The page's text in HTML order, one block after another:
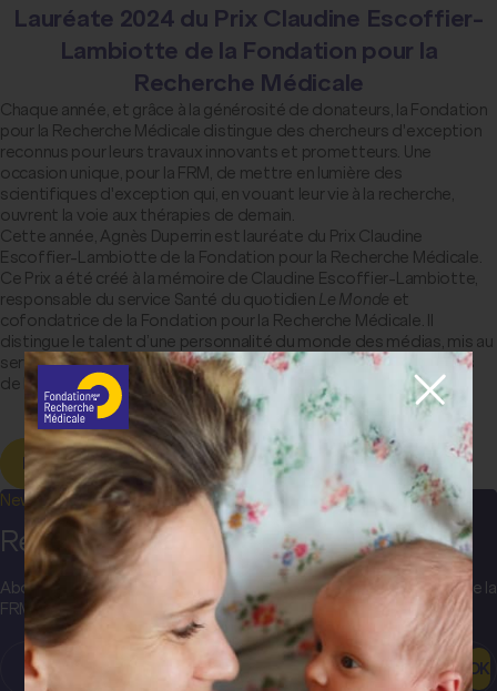
Lauréate 2024 du Prix Claudine Escoffier-
Lambiotte de la Fondation pour la
Recherche Médicale
Chaque année, et grâce à la générosité de donateurs, la Fondation
pour la Recherche Médicale distingue des chercheurs d'exception
reconnus pour leurs travaux innovants et prometteurs. Une
occasion unique, pour la FRM, de mettre en lumière des
scientifiques d'exception qui, en vouant leur vie à la recherche,
ouvrent la voie aux thérapies de demain.
Cette année, Agnès Duperrin est lauréate du Prix Claudine
Escoffier-Lambiotte de la Fondation pour la Recherche Médicale.
Ce Prix a été créé à la mémoire de Claudine Escoffier-Lambiotte,
responsable du service Santé du quotidien Le Monde et
cofondatrice de la Fondation pour la Recherche Médicale. Il
distingue le talent d’une personnalité du monde des médias, mis au
service du public pour une information de qualité sur les sciences
de la vie et de la santé.
Découvrir les lauréats 2024 des Prix de la FRM
Newsletter
Restez informé(e) !
Abonnez-vous pour recevoir les actualités et communications de la
FRM, les projets et découvertes sur toutes les maladies…
OK